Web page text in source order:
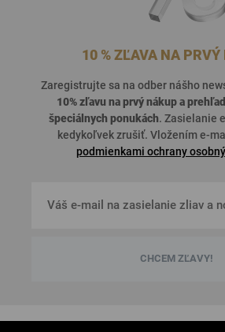
10 % ZĽAVA NA PRVÝ
Zaregistrujte sa na odber nášho
10% zľavu na prvý nákup a
špeciálnych ponukách. Zasielanie
kedykoľvek zrušiť. Vložením e-
podmienkami ochrany
CHCEM ZĽAVY!